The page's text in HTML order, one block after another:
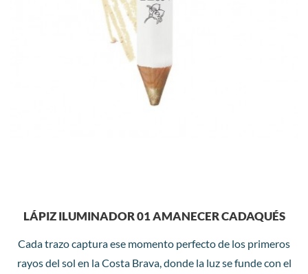
LÁPIZ ILUMINADOR 01 AMANECER CADAQUÉS
Cada trazo captura ese momento perfecto de los primeros
rayos del sol en la Costa Brava, donde la luz se funde con el